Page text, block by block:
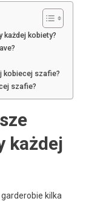
każdej kobiety?
kobiecej szafie?
szafie?
każdej
kilka